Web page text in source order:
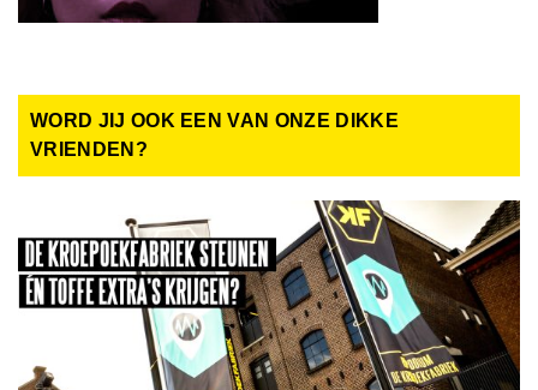
WORD JIJ OOK EEN VAN ONZE DIKKE
VRIENDEN?